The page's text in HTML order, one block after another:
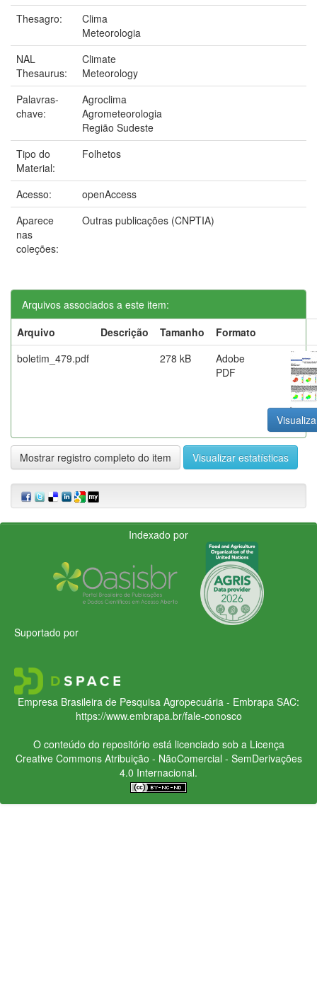
Thesagro:
Clima
Meteorologia
NAL
Thesaurus:
Climate
Meteorology
Palavras-
chave:
Agroclima
Agrometeorologia
Região Sudeste
Tipo do
Material:
Folhetos
Acesso:
openAccess
Aparece
nas
coleções:
Outras publicações (CNPTIA)
Arquivos associados a este item:
Arquivo
Descrição Tamanho
Formato
boletim_479.pdf
278 kB
Adobe
PDF
Mostrar registro completo do item Visualizar estatísticas
Indexado por
Suportado por
Empresa Brasileira de Pesquisa Agropecuária - Embrapa SAC:
https://www.embrapa.br/fale-conosco
O conteúdo do repositório está licenciado sob a Licença
Creative CommonsAtribuição - NãoComercial - SemDerivações
4.0 Internacional.